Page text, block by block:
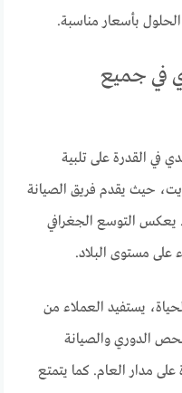
بأسعار مناسبة.
في جميع
في القدرة على تلبية
حيث يقدم فريق الصيانة
يعكس التوسع الجغرافي
على مستوى البلاد.
يستفيد العملاء من
الدوري والصيانة
على مدار العام. كما يتمتع